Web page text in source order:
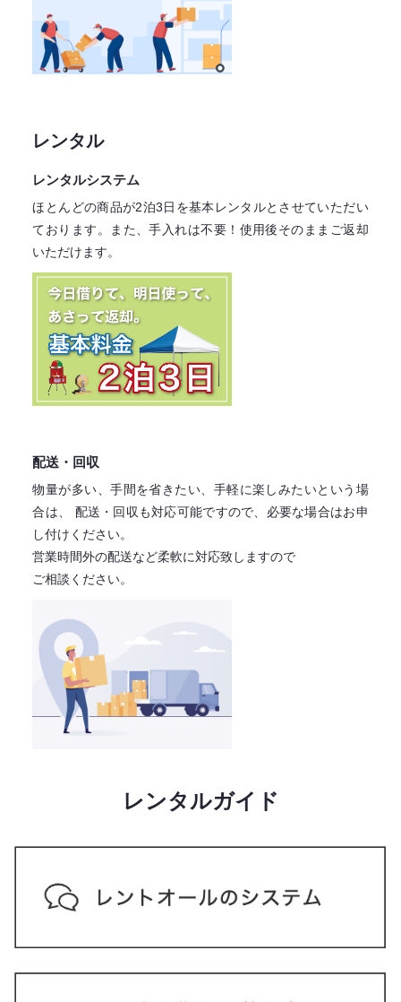
レンタル
レンタルシステム
ほとんどの商品が2泊3日を基本レンタルとさせていただい
ております。
また、手入れは不要！ 使用後そのままご返却
いただけます。
配送・回収
物量が多い、手間を省きたい、手軽に楽しみたいという場
合は、
配送・回収も対応可能ですので、必要な場合はお申
し付けください。
営業時間外の配送など柔軟に対応致しますので
ご相談ください。
レンタルガイド